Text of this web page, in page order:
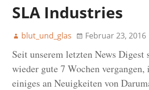
SLA Industries
blut_und_glas Februar 23, 2016
Seit unserem letzten News Digest
wieder gute 7 Wochen vergangen,
einiges an Neuigkeiten von